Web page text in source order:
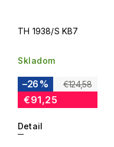
TH 1938/S KB7
Skladom
€124,58
–26 %
€91,25
Detail